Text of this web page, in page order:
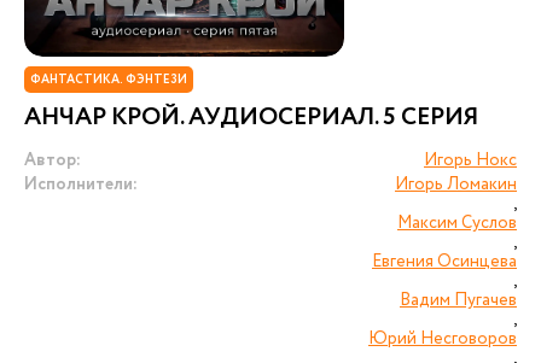
ФАНТАСТИКА. ФЭНТЕЗИ
АНЧАР КРОЙ. АУДИОСЕРИАЛ. 5 СЕРИЯ
Автор:
Игорь Нокс
Исполнители:
Игорь Ломакин
,
Максим Суслов
,
Евгения Осинцева
,
Вадим Пугачев
,
Юрий Несговоров
,